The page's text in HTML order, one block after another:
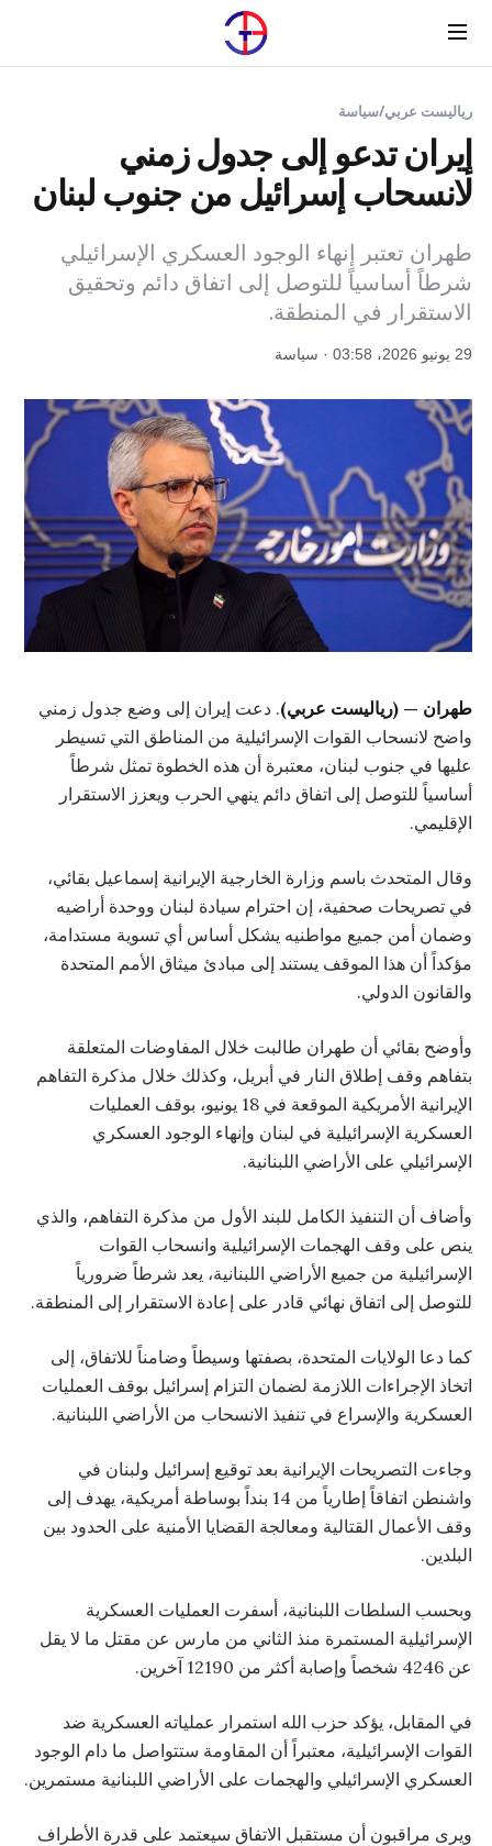
Menu
رياليست عربي/سياسة
إيران تدعو إلى جدول زمني
لانسحاب إسرائيل من جنوب لبنان
طهران تعتبر إنهاء الوجود العسكري الإسرائيلي
شرطاً أساسياً للتوصل إلى اتفاق دائم وتحقيق
الاستقرار في المنطقة.
29 يونيو 2026، 03:58 · سياسة
طهران — (رياليست عربي). دعت إيران إلى وضع جدول زمني
واضح لانسحاب القوات الإسرائيلية من المناطق التي تسيطر
عليها في جنوب لبنان، معتبرة أن هذه الخطوة تمثل شرطاً
أساسياً للتوصل إلى اتفاق دائم ينهي الحرب ويعزز الاستقرار
الإقليمي.
وقال المتحدث باسم وزارة الخارجية الإيرانية إسماعيل بقائي،
في تصريحات صحفية، إن احترام سيادة لبنان ووحدة أراضيه
وضمان أمن جميع مواطنيه يشكل أساس أي تسوية مستدامة،
مؤكداً أن هذا الموقف يستند إلى مبادئ ميثاق الأمم المتحدة
والقانون الدولي.
وأوضح بقائي أن طهران طالبت خلال المفاوضات المتعلقة
بتفاهم وقف إطلاق النار في أبريل، وكذلك خلال مذكرة التفاهم
الإيرانية الأمريكية الموقعة في 18 يونيو، بوقف العمليات
العسكرية الإسرائيلية في لبنان وإنهاء الوجود العسكري
الإسرائيلي على الأراضي اللبنانية.
وأضاف أن التنفيذ الكامل للبند الأول من مذكرة التفاهم، والذي
ينص على وقف الهجمات الإسرائيلية وانسحاب القوات
الإسرائيلية من جميع الأراضي اللبنانية، يعد شرطاً ضرورياً
للتوصل إلى اتفاق نهائي قادر على إعادة الاستقرار إلى المنطقة.
كما دعا الولايات المتحدة، بصفتها وسيطاً وضامناً للاتفاق، إلى
اتخاذ الإجراءات اللازمة لضمان التزام إسرائيل بوقف العمليات
العسكرية والإسراع في تنفيذ الانسحاب من الأراضي اللبنانية.
وجاءت التصريحات الإيرانية بعد توقيع إسرائيل ولبنان في
واشنطن اتفاقاً إطارياً من 14 بنداً بوساطة أمريكية، يهدف إلى
وقف الأعمال القتالية ومعالجة القضايا الأمنية على الحدود بين
البلدين.
وبحسب السلطات اللبنانية، أسفرت العمليات العسكرية
الإسرائيلية المستمرة منذ الثاني من مارس عن مقتل ما لا يقل
عن 4246 شخصاً وإصابة أكثر من 12190 آخرين.
في المقابل، يؤكد حزب الله استمرار عملياته العسكرية ضد
القوات الإسرائيلية، معتبراً أن المقاومة ستتواصل ما دام الوجود
العسكري الإسرائيلي والهجمات على الأراضي اللبنانية مستمرين.
ويرى مراقبون أن مستقبل الاتفاق سيعتمد على قدرة الأطراف